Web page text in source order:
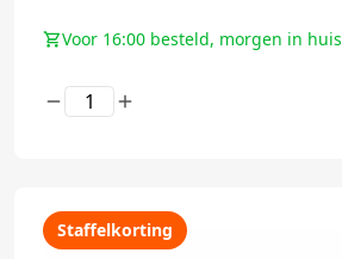
Voor 16:00 besteld, morgen in huis
Staffelkorting